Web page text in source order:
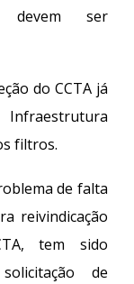
devem ser
do CCTA já
filtros.
de falta
reivindicação
tem sido
de